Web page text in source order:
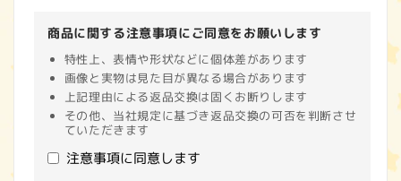
商品に関する注意事項にご同意をお願いします
特性上、表情や形状などに個体差があります
画像と実物は見た目が異なる場合があります
上記理由による返品交換は固くお断りします
その他、当社規定に基づき返品交換の可否を判断させ
ていただきます
注意事項に同意します